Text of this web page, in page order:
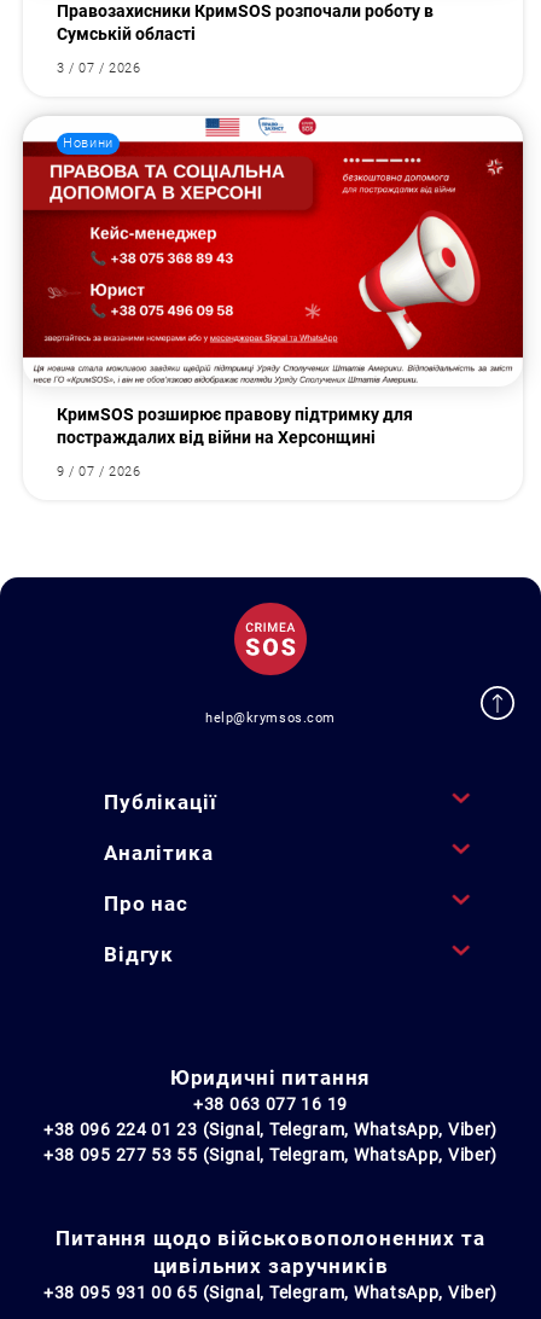
Правозахисники КримSOS розпочали роботу в
Сумській області
3 / 07 / 2026
Новини
КримSOS розширює правову підтримку для
постраждалих від війни на Херсонщині
9 / 07 / 2026
help@krymsos.com
Публікації
Аналітика
Про нас
Відгук
Юридичні питання
+38 063 077 16 19
+38 096 224 01 23 (Signal, Telegram, WhatsApp, Viber)
+38 095 277 53 55 (Signal, Telegram, WhatsApp, Viber)
Питання щодо військовополоненних та
цивільних заручників
+38 095 931 00 65 (Signal, Telegram, WhatsApp, Viber)